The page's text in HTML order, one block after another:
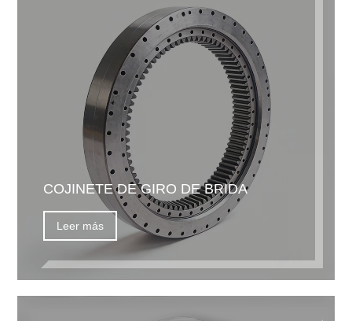
COJINETE DE GIRO DE BRIDA
Leer más